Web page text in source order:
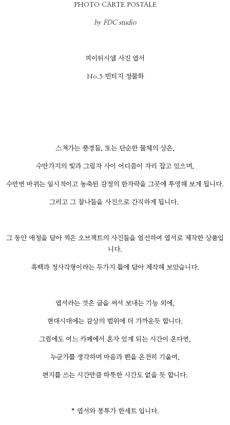
PHOTO CARTE POSTALE
by FDC studio
피이뒤시엘 사진 엽서
No.5 빈티지 정물화
스쳐가는 풍경들, 또는 단순한 물체의 상은,
수만가지의 빛과 그림자 사이 어디쯤이 자리 잡고 있으며,
수만번 바뀌는 일시적이고 농축된 감정의 한자락을 그곳에 투영해 보게 됩니다.
그리고 그 찰나들을 사진으로 간직하게 됩니다.
그 동안 애정을 담아 찍은 오브젝트의 사진들을 엄선하여 엽서로 제작한 상품입
니다.
흑백과 정사각형이라는 두가지 틀에 담아 제작해 보았습니다.
엽서라는 것은 글을 써서 보내는 기능 외에,
현대시대에는 감상의 범위에 더 가까운듯 합니다.
그럼에도 여느 카페에서 혼자 있게 되는 시간이 온다면,
누군가를 생각하며 마음과 펜을 온전히 기울여,
편지를 쓰는 시간만큼 따뜻한 시간도 없을 듯 합니다.
* 엽서와 봉투가 한세트 입니다.